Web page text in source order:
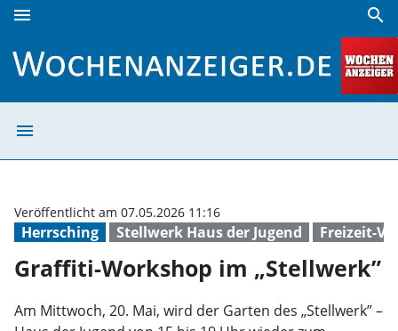
menu search
menu
Herrsching Stellwerk Haus der Jugend Freizeit-
Veröffentlicht am 07.05.2026 11:16
Graffiti-Workshop im „Stellwerk”
Am Mittwoch, 20. Mai, wird der Garten des „Stellwerk” –